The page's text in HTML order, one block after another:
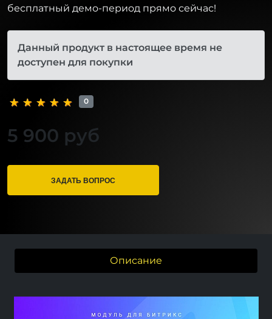
бесплатный демо-период прямо сейчас!
Данный продукт в настоящее время не
доступен для покупки
0
5 900 руб
ЗАДАТЬ ВОПРОС
Описание